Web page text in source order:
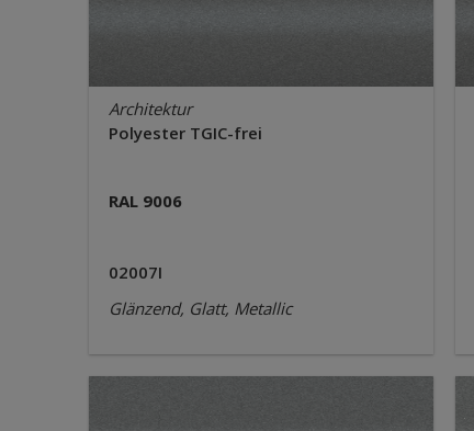
Architektur
Polyester TGIC-frei
RAL 9006
02007I
Glänzend, Glatt, Metallic